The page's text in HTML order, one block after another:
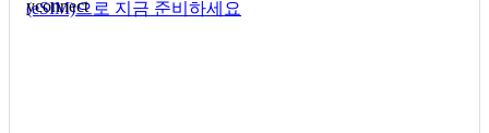
(eSIM)으로 지금 준비하세요
yconnect